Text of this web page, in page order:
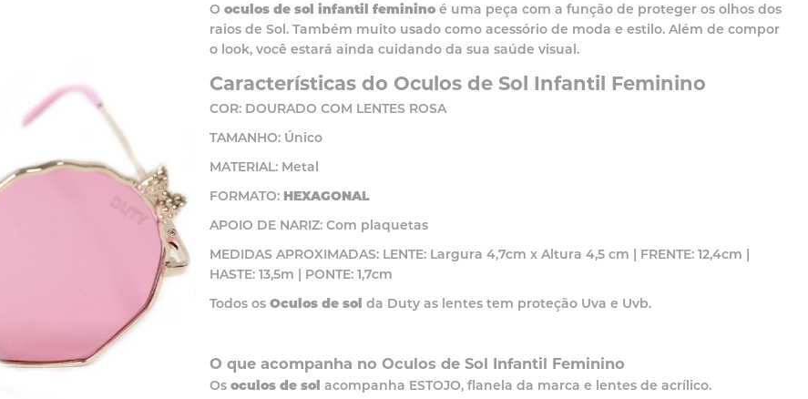
O oculos de sol infantil feminino é uma peça com a função de proteger os olhos dos
raios de Sol. Também muito usado como acessório de moda e estilo. Além de compor
o look, você estará ainda cuidando da sua saúde visual.
Características do Oculos de Sol Infantil Feminino
COR: DOURADO COM LENTES ROSA
TAMANHO: Único
MATERIAL: Metal
FORMATO: HEXAGONAL
APOIO DE NARIZ: Com plaquetas
MEDIDAS APROXIMADAS: LENTE: Largura 4,7cm x Altura 4,5 cm | FRENTE: 12,4cm |
HASTE: 13,5m | PONTE: 1,7cm
Todos os Oculos de sol da Duty as lentes tem proteção Uva e Uvb.
O que acompanha no Oculos de Sol Infantil Feminino
Os oculos de sol acompanha ESTOJO, flanela da marca e lentes de acrílico.